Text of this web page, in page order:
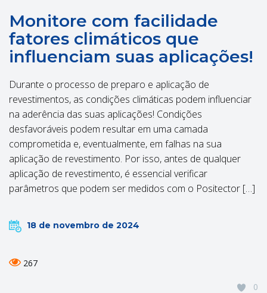
Monitore com facilidade
fatores climáticos que
influenciam suas aplicações!
Durante o processo de preparo e aplicação de
revestimentos, as condições climáticas podem influenciar
na aderência das suas aplicações! Condições
desfavoráveis podem resultar em uma camada
comprometida e, eventualmente, em falhas na sua
aplicação de revestimento. Por isso, antes de qualquer
aplicação de revestimento, é essencial verificar
parâmetros que podem ser medidos com o Positector […]
18 de novembro de 2024
267
0